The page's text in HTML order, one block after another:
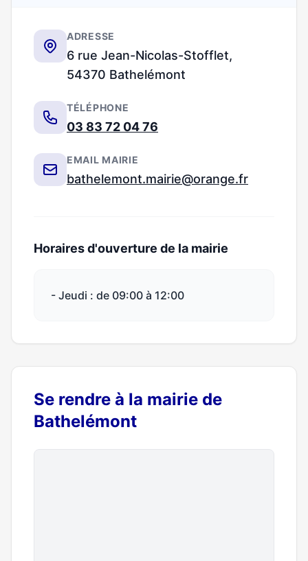
ADRESSE
6 rue Jean-Nicolas-Stofflet,
54370 Bathelémont
TÉLÉPHONE
03 83 72 04 76
EMAIL MAIRIE
bathelemont.mairie@orange.fr
Horaires d'ouverture de la mairie
- Jeudi : de 09:00 à 12:00
Se rendre à la mairie de
Bathelémont